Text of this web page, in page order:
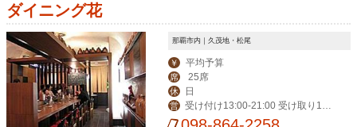
ダイニング花
那覇市内｜久茂地・松尾
￥ 平均予算
席 25席
休 日
営
受け付け13:00-21:00 受け取り18:
00-22:00